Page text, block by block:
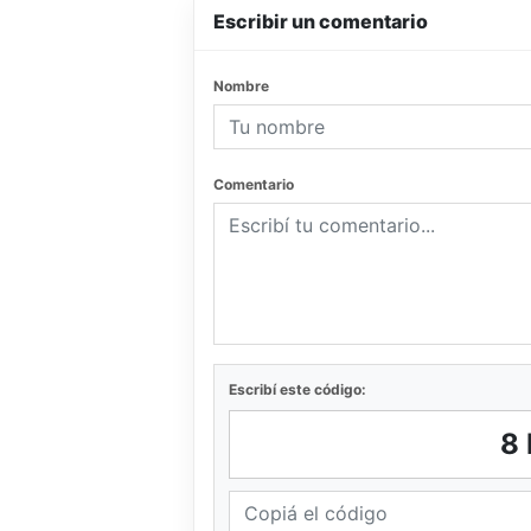
Escribir un comentario
Nombre
Comentario
Escribí este código: